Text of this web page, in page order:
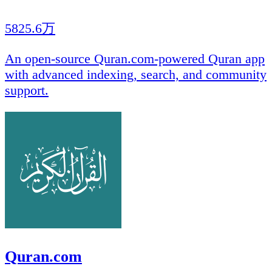
5825.6万
An open-source Quran.com-powered Quran app
with advanced indexing, search, and community
support.
Quran.com